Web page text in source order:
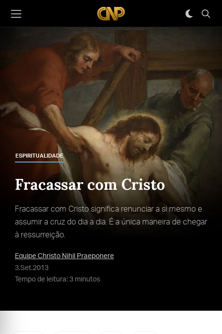
ESPIRITUALIDADE
Fracassar com Cristo
Fracassar com Cristo significa renunciar a si mesmo e
assumir a cruz do dia a dia. É a única maneira de chegar
à ressurreição.
Equipe Christo Nihil Praeponere
3.Set.2013
Tempo de leitura: 3 minutos